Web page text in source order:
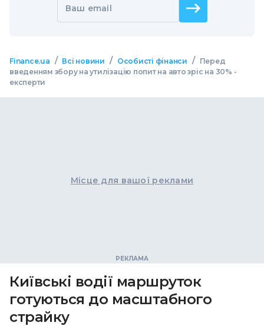
Ваш email
Finance.ua / Всі новини / Особисті фінанси /
Перед
введенням збору на утилізацію попит на авто зріс на 30% -
експерти
Місце для вашої реклами
Київські водії маршруток
готуються до масштабного
страйку